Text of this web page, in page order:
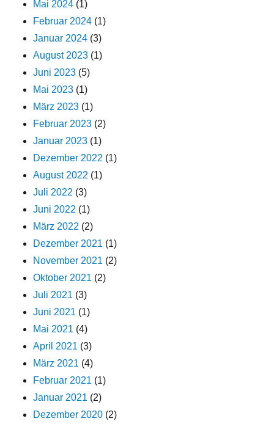
Mai 2024 (1)
Februar 2024 (1)
Januar 2024 (3)
August 2023 (1)
Juni 2023 (5)
Mai 2023 (1)
März 2023 (1)
Februar 2023 (2)
Januar 2023 (1)
Dezember 2022 (1)
August 2022 (1)
Juli 2022 (3)
Juni 2022 (1)
März 2022 (2)
Dezember 2021 (1)
November 2021 (2)
Oktober 2021 (2)
Juli 2021 (3)
Juni 2021 (1)
Mai 2021 (4)
April 2021 (3)
März 2021 (4)
Februar 2021 (1)
Januar 2021 (2)
Dezember 2020 (2)